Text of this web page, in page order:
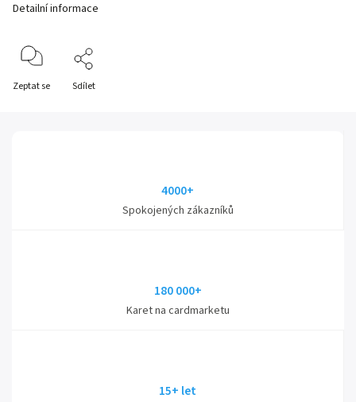
Detailní informace
Zeptat se Sdílet
4000+
Spokojených zákazníků
180 000+
Karet na cardmarketu
15+ let